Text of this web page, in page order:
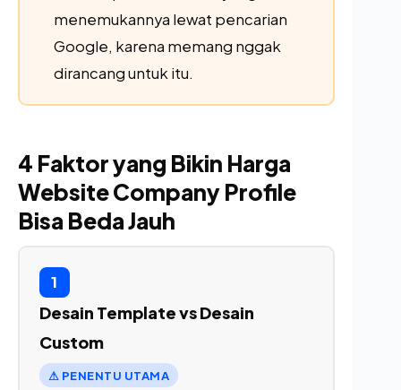
menemukannya lewat pencarian
Google, karena memang nggak
dirancang untuk itu.
4 Faktor yang Bikin Harga
Website Company Profile
Bisa Beda Jauh
1
Desain Template vs Desain
Custom
⚠ PENENTU UTAMA